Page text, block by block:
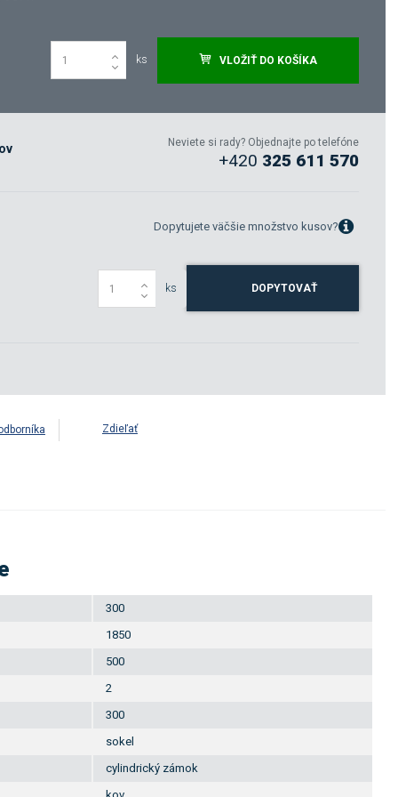
ks VLOŽIŤ DO KOŠÍKA
Neviete si rady? Objednajte po telefóne
+420 325 611 570
Dopytujete väčšie množstvo kusov?
ks DOPYTOVAŤ
Zdieľať
300
1850
500
2
300
sokel
cylindrický zámok